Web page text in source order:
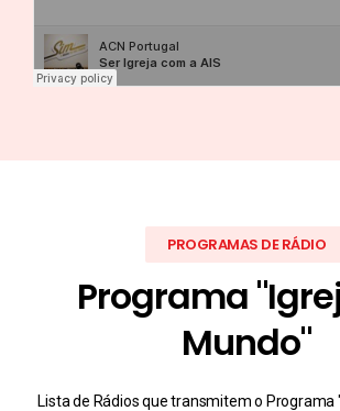
PROGRAMAS DE RÁDIO
Programa
Mundo"
Lista de Rádios que transmitem o Programa